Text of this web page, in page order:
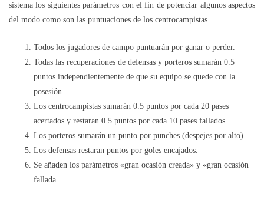
sistema los siguientes parámetros con el fin de potenciar algunos aspectos
del modo como son las puntuaciones de los centrocampistas.
Todos los jugadores de campo puntuarán por ganar o perder.
Todas las recuperaciones de defensas y porteros sumarán 0.5
puntos independientemente de que su equipo se quede con la
posesión.
Los centrocampistas sumarán 0.5 puntos por cada 20 pases
acertados y restaran 0.5 puntos por cada 10 pases fallados.
Los porteros sumarán un punto por punches (despejes por alto)
Los defensas restaran puntos por goles encajados.
Se añaden los parámetros «gran ocasión creada» y «gran ocasión
fallada.